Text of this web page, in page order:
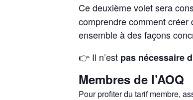
Ce deuxième volet sera
comprendre comment
ensemble à des façons
👉 Il n’est pas nécessaire
Membres de l’AOQ
Pour profiter du tarif membre,